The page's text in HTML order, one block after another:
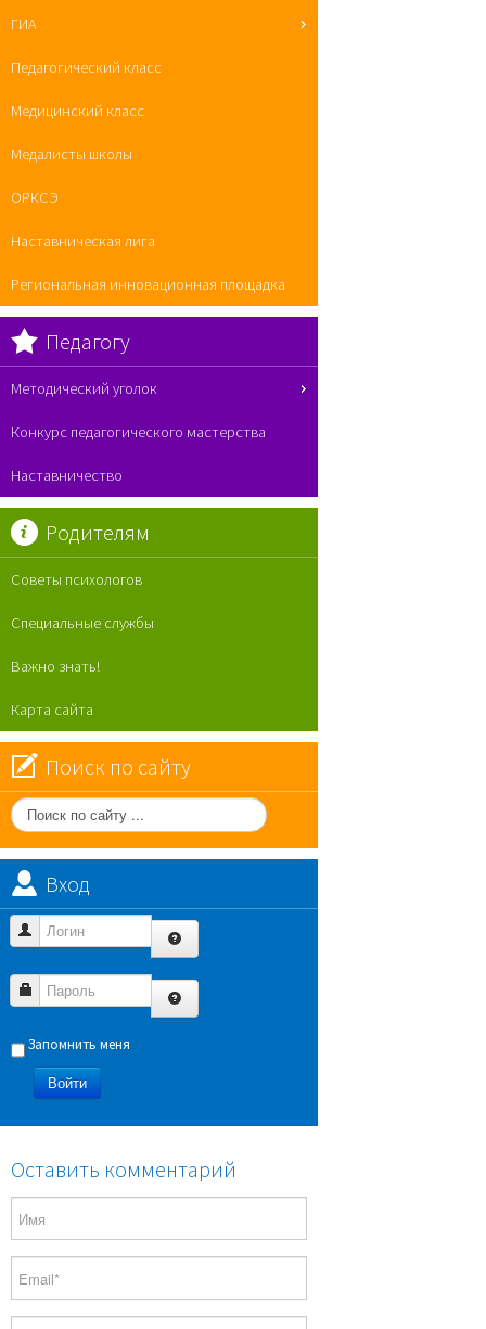
ГИА
Педагогический класс
Медицинский класс
Медалисты школы
ОРКСЭ
Наставническая лига
Региональная инновационная площадка
Педагогу
Методический уголок
Конкурс педагогического мастерства
Наставничество
Родителям
Советы психологов
Специальные службы
Важно знать!
Карта сайта
Поиск по сайту
Поиск
по
сайту
Вход
Логин
Пароль
Запомнить меня
Войти
Оставить комментарий